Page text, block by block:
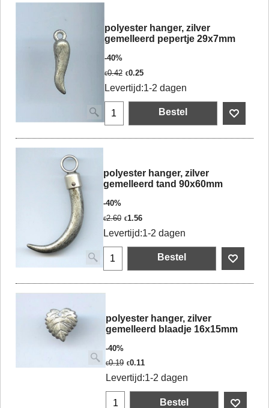
polyester hanger, zilver
gemelleerd pepertje 29x7mm
-40%
€0.42 €0.25
Levertijd:1-2 dagen
Bestel
polyester hanger, zilver
gemelleerd tand 90x60mm
-40%
€2.60 €1.56
Levertijd:1-2 dagen
Bestel
polyester hanger, zilver
gemelleerd blaadje 16x15mm
-40%
€0.19 €0.11
Levertijd:1-2 dagen
Bestel